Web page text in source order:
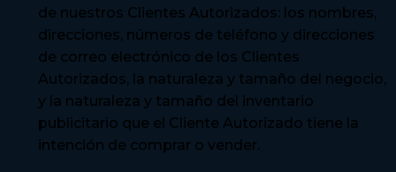
de nuestros Clientes Autorizados: los nombres,
direcciones, números de teléfono y direcciones
de correo electrónico de los Clientes
Autorizados, la naturaleza y tamaño del negocio,
y la naturaleza y tamaño del inventario
publicitario que el Cliente Autorizado tiene la
intención de comprar o vender.